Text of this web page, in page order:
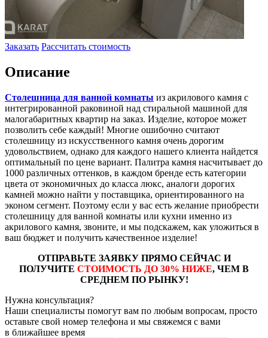
Заказать Рассчитать стоимость
Описание
Столешница для ванной комнаты из акрилового камня с
интегрированной раковиной над стиральной машиной для
малогабаритных квартир на заказ. Изделие, которое может
позволить себе каждый! Многие ошибочно считают
столешницу из искусственного камня очень дорогим
удовольствием, однако для каждого нашего клиента найдется
оптимальный по цене вариант. Палитра камня насчитывает до
1000 различных оттенков, в каждом бренде есть категории
цвета от экономичных до класса люкс, аналоги дорогих
камней можно найти у поставщика, ориентированного на
эконом сегмент. Поэтому если у вас есть желание приобрести
столешницу для ванной комнаты или кухни именно из
акрилового камня, звоните, и мы подскажем, как уложиться в
ваш бюджет и получить качественное изделие!
ОТПРАВЬТЕ ЗАЯВКУ ПРЯМО СЕЙЧАС И
ПОЛУЧИТЕ СТОИМОСТЬ ДО 30% НИЖЕ, ЧЕМ В
СРЕДНЕМ ПО РЫНКУ!
Нужна консультация?
Наши специалисты помогут вам по любым вопросам, просто
оставьте свой номер телефона и мы свяжемся с вами
в ближайшее время